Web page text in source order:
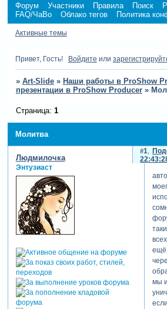
Форум Участники Правила Поиск
FAQ/ЧаВо
Облако тегов Политика
Активные темы
Привет, Гость! Войдите или
» Art-Slide » Наши работы в ProShow
презентации в ProShow Producer »
Молитва
Страница: 1
1
Людмилочка
Энтузиаст
ещё
мы